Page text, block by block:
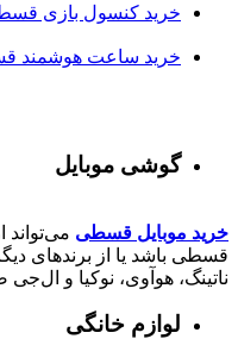
خرید کنسول بازی
خرید ساعت هوشمند
گوشی موبایل
خرید موبایل قسطی
قسطی باشد یا از برندهای
ناتینگ، هوآوی، نوکیا و
لوازم خانگی